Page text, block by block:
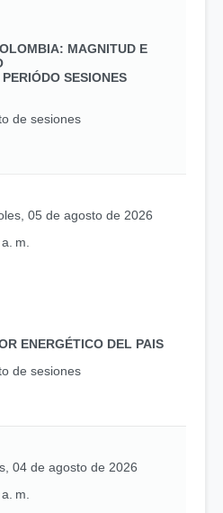
MAGNITUD E
SESIONES
de sesiones
05 de agosto de 2026
m.
ENERGÉTICO DEL PAIS
de sesiones
04 de agosto de 2026
m.